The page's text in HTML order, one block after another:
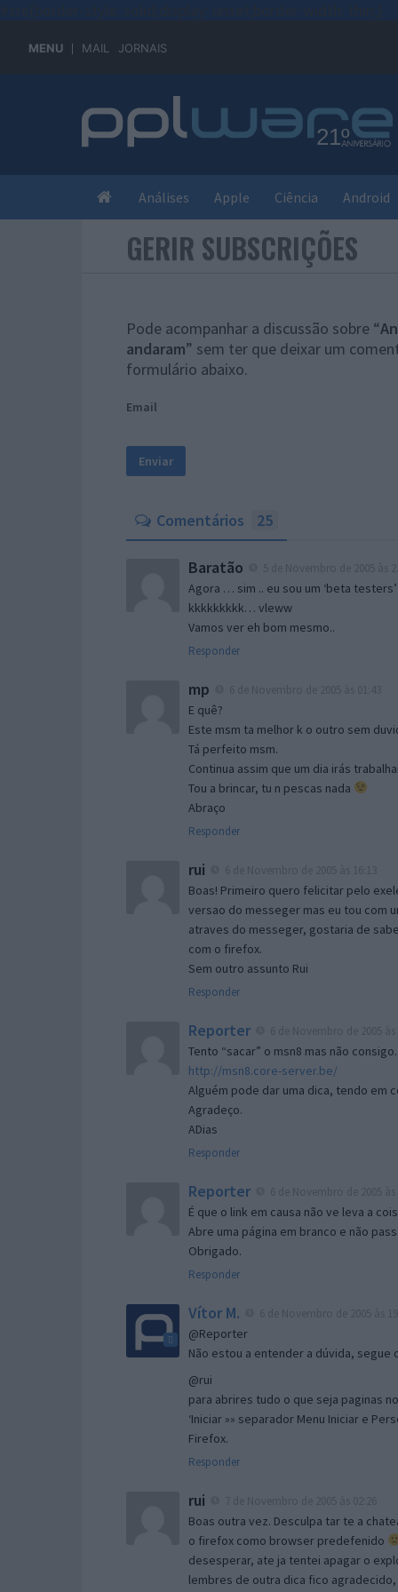
MENU MAIL JORNAIS
Análises Apple Ciência Android
GERIR SUBSCRIÇÕES
Pode acompanhar a discussão sobre “
andaram” sem ter que deixar um
formulário abaixo.
Email
Comentários 25
Baratão
Agora … sim .. eu sou um ‘beta testers’
kkkkkkkkk… vleww
Vamos ver eh bom mesmo..
Responder
mp
E quê?
Este msm ta melhor k o outro sem
Tá perfeito msm.
Continua assim que um dia irás
Tou a brincar, tu n pescas nada
Abraço
Responder
rui
Boas! Primeiro quero felicitar pelo
versao do messeger mas eu tou com
atraves do messeger, gostaria de
com o firefox.
Sem outro assunto Rui
Responder
Reporter
Tento “sacar” o msn8 mas não
http://msn8.core-server.be/
Alguém pode dar uma dica, tendo em
Agradeço.
ADias
Responder
Reporter
É que o link em causa não ve leva a
Abre uma página em branco e não
Obrigado.
Responder
Vítor M.
@Reporter
Não estou a entender a dúvida,
@rui
para abrires tudo o que seja paginas
‘Iniciar »» separador Menu Iniciar e
Firefox.
Responder
rui
Boas outra vez. Desculpa tar te a
o firefox como browser predefenido
desesperar, ate ja tentei apagar o
lembres de outra dica fico